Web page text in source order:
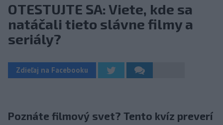
OTESTUJTE SA: Viete, kde sa
natáčali tieto slávne filmy a
seriály?
Zdieľaj na Facebooku
Poznáte filmový svet? Tento kvíz preverí